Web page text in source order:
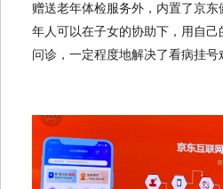
赠送老年体检服务外，内置了京东
年人可以在子女的协助下，用自
问诊，一定程度地解决了看病挂号